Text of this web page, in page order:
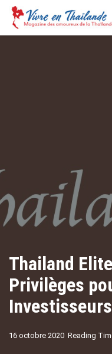
Thailand
Privilèges
16 octobre 2020 Reading